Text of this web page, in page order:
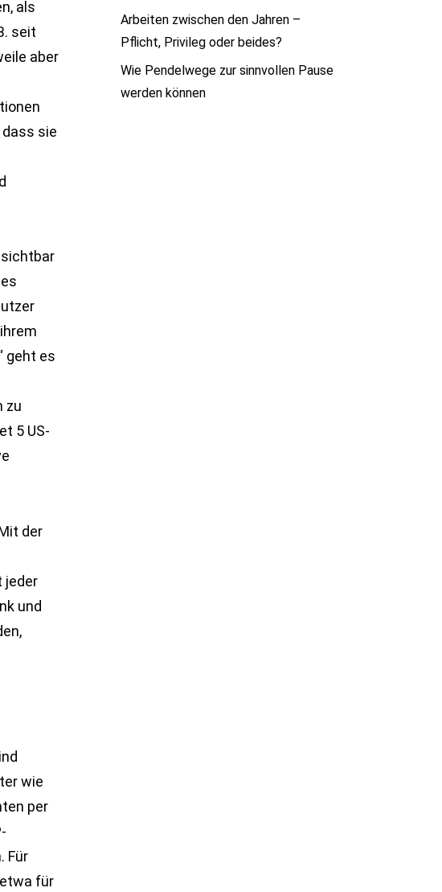
als
seit
aber
sie
geht es
zu
5 US-
der
jeder
und
wie
per
Für
für
Arbeiten zwischen den Jahren –
Pflicht, Privileg oder beides?
Wie Pendelwege zur sinnvollen Pause
werden können